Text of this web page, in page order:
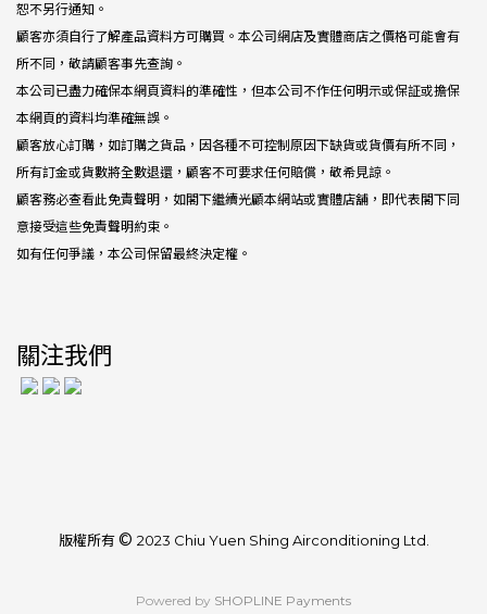
恕不另行通知。
顧客亦須自行了解產品資料方可購買。本公司網店及實體商店之價格可能會有
所不同，敬請顧客事先查詢。
本公司已盡力確保本網頁資料的準確性，但本公司不作任何明示或保証或擔保
本網頁的資料均準確無誤。
顧客放心訂購，如訂購之貨品，因各種不可控制原因下缺貨或貨價有所不同，
所有訂金或貨數將全數退還，顧客不可要求任何賠償，敬希見諒。
顧客務必查看此免責聲明，如閣下繼續光顧本網站或實體店舖，即代表閣下同
意接受這些免責聲明約束。
如有任何爭議，本公司保留最終決定權。
關注我們
版權所有© 2023 Chiu Yuen Shing Airconditioning Ltd.
Powered by SHOPLINE Payments